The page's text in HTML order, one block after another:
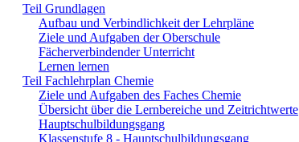
Teil Grundlagen
Aufbau und Verbindlichkeit der Lehrpläne
Ziele und Aufgaben der Oberschule
Fächerverbindender Unterricht
Lernen lernen
Teil Fachlehrplan Chemie
Ziele und Aufgaben des Faches Chemie
Übersicht über die Lernbereiche und Zeitrichtwerte
Hauptschulbildungsgang
Klassenstufe 8 - Hauptschulbildungsgang